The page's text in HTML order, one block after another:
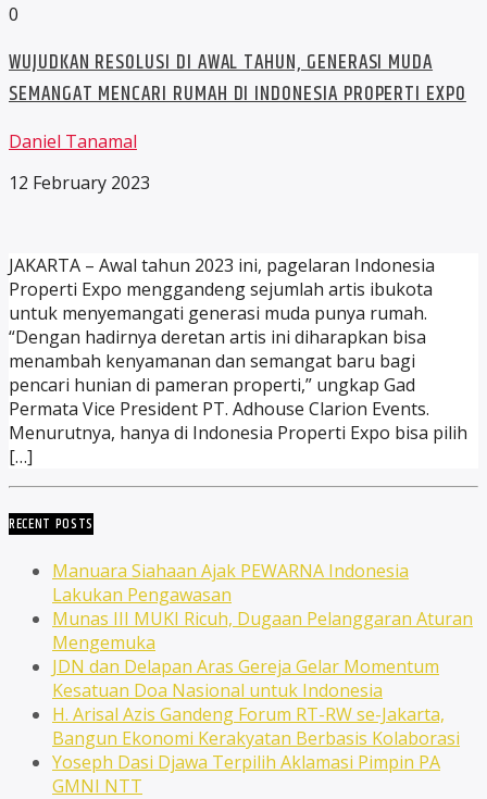
0
WUJUDKAN RESOLUSI DI AWAL TAHUN, GENERASI MUDA
SEMANGAT MENCARI RUMAH DI INDONESIA PROPERTI EXPO
Daniel Tanamal
12 February 2023
JAKARTA – Awal tahun 2023 ini, pagelaran Indonesia
Properti Expo menggandeng sejumlah artis ibukota
untuk menyemangati generasi muda punya rumah.
“Dengan hadirnya deretan artis ini diharapkan bisa
menambah kenyamanan dan semangat baru bagi
pencari hunian di pameran properti,” ungkap Gad
Permata Vice President PT. Adhouse Clarion Events.
Menurutnya, hanya di Indonesia Properti Expo bisa pilih
[…]
RECENT POSTS
Manuara Siahaan Ajak PEWARNA Indonesia
Lakukan Pengawasan
Munas III MUKI Ricuh, Dugaan Pelanggaran Aturan
Mengemuka
JDN dan Delapan Aras Gereja Gelar Momentum
Kesatuan Doa Nasional untuk Indonesia
H. Arisal Azis Gandeng Forum RT-RW se-Jakarta,
Bangun Ekonomi Kerakyatan Berbasis Kolaborasi
Yoseph Dasi Djawa Terpilih Aklamasi Pimpin PA
GMNI NTT